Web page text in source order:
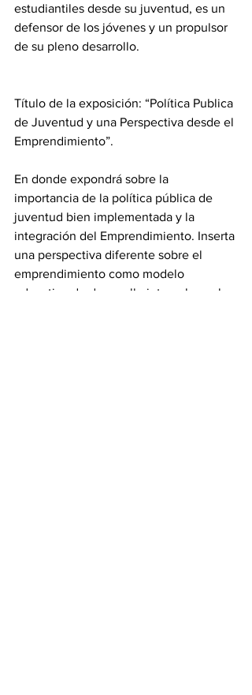
estudiantiles desde su juventud, es un
defensor de los jóvenes y un propulsor
de su pleno desarrollo.
Título de la exposición: “Política Publica
de Juventud y una Perspectiva desde el
Emprendimiento”.
En donde expondrá sobre la
importancia de la política pública de
juventud bien implementada y la
integración del Emprendimiento. Inserta
una perspectiva diferente sobre el
emprendimiento como modelo
educativo de desarrollo integral para los